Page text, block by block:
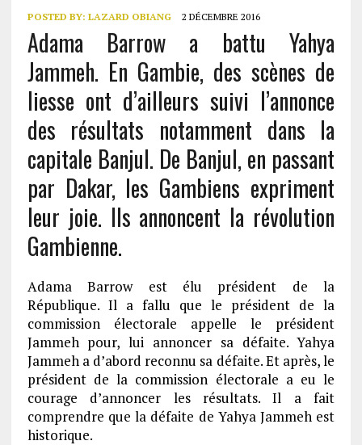
POSTED BY: LAZARD OBIANG 2 DÉCEMBRE 2016
Adama Barrow a battu Yahya
Jammeh. En Gambie, des scènes de
liesse ont d’ailleurs suivi l’annonce
des résultats notamment dans la
capitale Banjul. De Banjul, en passant
par Dakar, les Gambiens expriment
leur joie. Ils annoncent la révolution
Gambienne.
Adama Barrow est élu président de la
République. Il a fallu que le président de la
commission électorale appelle le président
Jammeh pour, lui annoncer sa défaite. Yahya
Jammeh a d’abord reconnu sa défaite. Et après, le
président de la commission électorale a eu le
courage d’annoncer les résultats. Il a fait
comprendre que la défaite de Yahya Jammeh est
historique.